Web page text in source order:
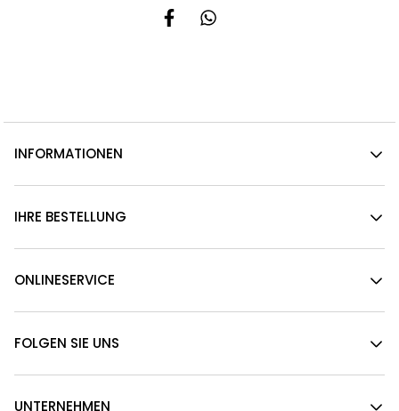
INFORMATIONEN
IHRE BESTELLUNG
ONLINESERVICE
FOLGEN SIE UNS
UNTERNEHMEN